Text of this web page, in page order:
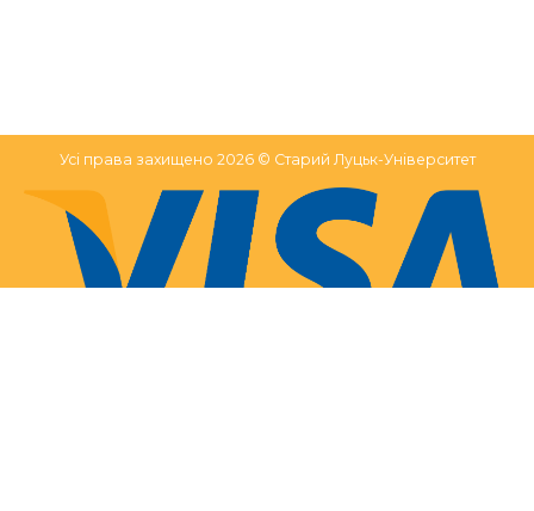
Усі права захищено 2026 © Старий Луцьк-Університет